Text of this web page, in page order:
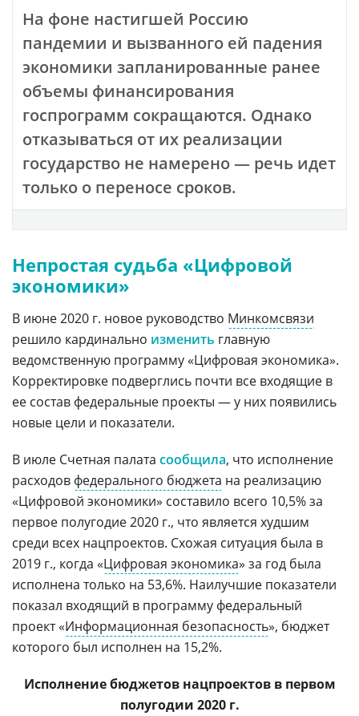
На фоне настигшей Россию
пандемии и вызванного ей падения
экономики запланированные ранее
объемы финансирования
госпрограмм сокращаются. Однако
отказываться от их реализации
государство не намерено — речь идет
только о переносе сроков.
Непростая судьба «Цифровой
экономики»
В июне 2020 г. новое руководство Минкомсвязи
решило кардинально изменить главную
ведомственную программу «Цифровая экономика».
Корректировке подверглись почти все входящие в
ее состав федеральные проекты — у них появились
новые цели и показатели.
В июле Счетная палата сообщила, что исполнение
расходов федерального бюджета на реализацию
«Цифровой экономики» составило всего 10,5% за
первое полугодие 2020 г., что является худшим
среди всех нацпроектов. Схожая ситуация была в
2019 г., когда «Цифровая экономика» за год была
исполнена только на 53,6%. Наилучшие показатели
показал входящий в программу федеральный
проект «Информационная безопасность», бюджет
которого был исполнен на 15,2%.
Исполнение бюджетов нацпроектов в первом
полугодии 2020 г.